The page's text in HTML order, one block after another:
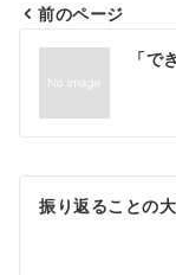
投
ナ
ビ
ゲ
前のページ
「で
振り返ることの